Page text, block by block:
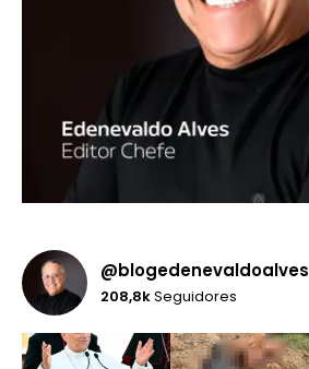
@blogedenevaldoalves
208,8kSeguidores